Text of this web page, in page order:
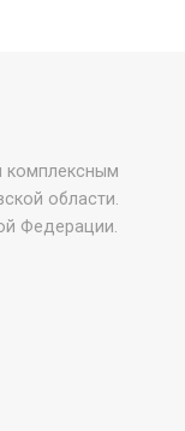
комплексным
области.
Федерации.